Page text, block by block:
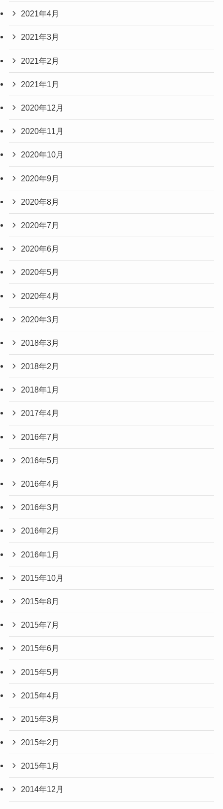
2021年4月
2021年3月
2021年2月
2021年1月
2020年12月
2020年11月
2020年10月
2020年9月
2020年8月
2020年7月
2020年6月
2020年5月
2020年4月
2020年3月
2018年3月
2018年2月
2018年1月
2017年4月
2016年7月
2016年5月
2016年4月
2016年3月
2016年2月
2016年1月
2015年10月
2015年8月
2015年7月
2015年6月
2015年5月
2015年4月
2015年3月
2015年2月
2015年1月
2014年12月